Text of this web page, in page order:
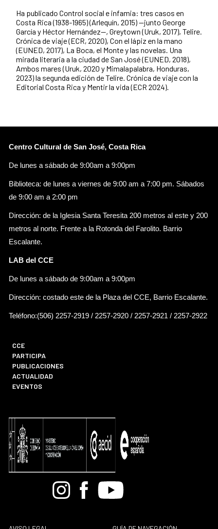
Ha publicado Control social e infamia: tres casos en
Costa Rica (1938-1965) (Arlequín, 2015) —junto George
García y Héctor Hernández—, Greytown (Uruk, 2017), Telire.
Crónica de viaje (ECR, 2020), Con el lápiz en la mano
(EUNED, 2017), La Boca, el Monte y las novelas. Una
mirada literaria a la ciudad de San José (EUNED, 2018),
Ambos mares (Uruk, 2020 y Mimalapalabra, Honduras,
2023) la segunda edición de Telire. Crónica de viaje con la
Editorial Costa Rica y Mentir la vida (ECR 2024).
Centro Cultural de San José, Costa Rica
De lunes a sábado de 9:00am a 9:00pm
Biblioteca: de lunes a viernes de 9:00 am a 7:00 pm. Sábados
de 9:00 am a 2:00 pm
Dirección: de la Iglesia Santa Teresita 200 metros al este y 200
metros al norte. Frente a la Rotonda del Farolito. Barrio
Escalante.
LAB del CCE
De lunes a sábado de 9:00am a 9:00pm
Dirección: costado este de la Plaza del CCE, Barrio Escalante.
Teléfono:(506) 2257-2919 / 2257-2920 / 2257-2921 / 2257-2922
CCE
PARTICIPA
PUBLICACIONES
ACTUALIDAD
EVENTOS
BandcampInstagramFacebook
Youtube